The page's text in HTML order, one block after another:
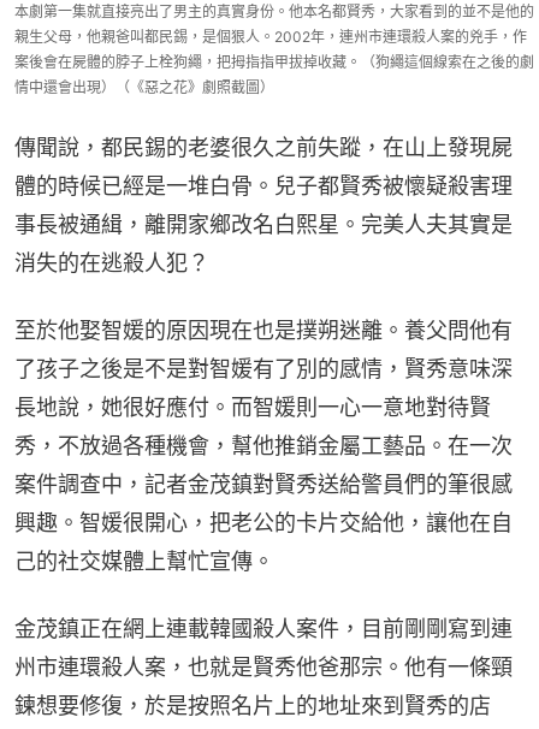
本劇第一集就直接亮出了男主的真實身份。他本名都賢秀，大家看到的並不是他的
親生父母，他親爸叫都民錫，是個狠人。2002年，連州市連環殺人案的兇手，作
案後會在屍體的脖子上栓狗繩，把拇指指甲拔掉收藏。（狗繩這個線索在之後的劇
情中還會出現）（《惡之花》劇照截圖）
傳聞說，都民錫的老婆很久之前失蹤，在山上發現屍
體的時候已經是一堆白骨。兒子都賢秀被懷疑殺害理
事長被通緝，離開家鄉改名白熙星。完美人夫其實是
消失的在逃殺人犯？
至於他娶智媛的原因現在也是撲朔迷離。養父問他有
了孩子之後是不是對智媛有了別的感情，賢秀意味深
長地說，她很好應付。而智媛則一心一意地對待賢
秀，不放過各種機會，幫他推銷金屬工藝品。在一次
案件調查中，記者金茂鎮對賢秀送給警員們的筆很感
興趣。智媛很開心，把老公的卡片交給他，讓他在自
己的社交媒體上幫忙宣傳。
金茂鎮正在網上連載韓國殺人案件，目前剛剛寫到連
州市連環殺人案，也就是賢秀他爸那宗。他有一條頸
鍊想要修復，於是按照名片上的地址來到賢秀的店